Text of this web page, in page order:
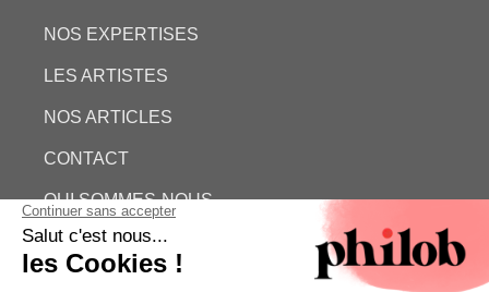
NOS EXPERTISES
LES ARTISTES
NOS ARTICLES
CONTACT
QUI SOMMES-NOUS
ESTIMATION GRATUITE